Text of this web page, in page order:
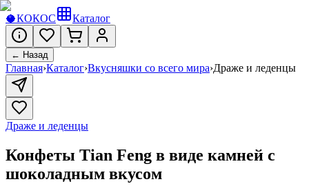
🥥КОКОС Каталог
← Назад
Главная›Каталог›Вкусняшки со всего мира›Драже и леденцы
Драже и леденцы
Конфеты Tian Feng в виде камней с
шоколадным вкусом